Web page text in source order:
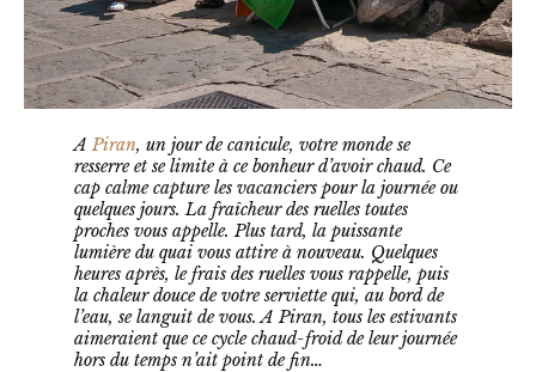
A Piran, un jour de canicule, votre monde se
resserre et se limite à ce bonheur d’avoir chaud. Ce
cap calme capture les vacanciers pour la journée ou
quelques jours. La fraîcheur des ruelles toutes
proches vous appelle. Plus tard, la puissante
lumière du quai vous attire à nouveau. Quelques
heures après, le frais des ruelles vous rappelle, puis
la chaleur douce de votre serviette qui, au bord de
l’eau, se languit de vous. A Piran, tous les estivants
aimeraient que ce cycle chaud-froid de leur journée
hors du temps n’ait point de fin…